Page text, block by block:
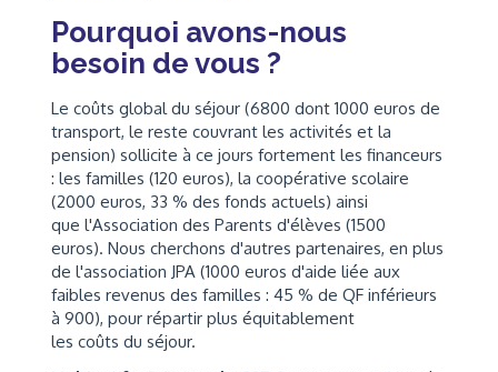
Pourquoi avons-nous
besoin de vous ?
Le coûts global du séjour (6800 dont 1000 euros de
transport, le reste couvrant les activités et la
pension) sollicite à ce jours fortement les financeurs
: les familles (120 euros), la coopérative scolaire
(2000 euros, 33 % des fonds actuels) ainsi
que l'Association des Parents d'élèves (1500
euros). Nous cherchons d'autres partenaires, en plus
de l'association JPA (1000 euros d'aide liée aux
faibles revenus des familles : 45 % de QF inférieurs
à 900), pour répartir plus équitablement
les coûts du séjour.